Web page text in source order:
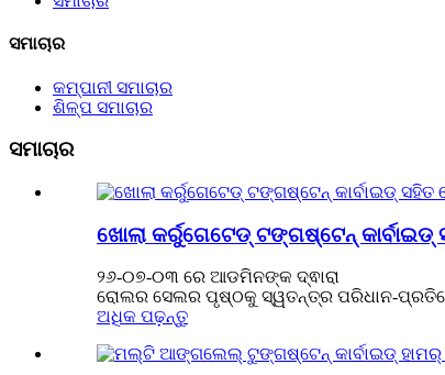
ସମାଚାର
କମ୍ପାନୀ ସମାଚାର
ଶିଳ୍ପ ସମାଚାର
ସମାଚାର
ଖୋଲା କର୍ରୁଗେଟେଡ୍ ଟଙ୍ଗଷ୍ଟେନ୍
୨୬-୦୭-୦୩ ରେ ଆଡମିନଙ୍କ ଦ୍ଵାରା
ରୋଲର ସେଲର ପୃଷ୍ଠକୁ ସ୍ୱତନ୍ତ୍ର ପରିଧାନ-
ଅଧିକ ପଢ଼ନ୍ତୁ